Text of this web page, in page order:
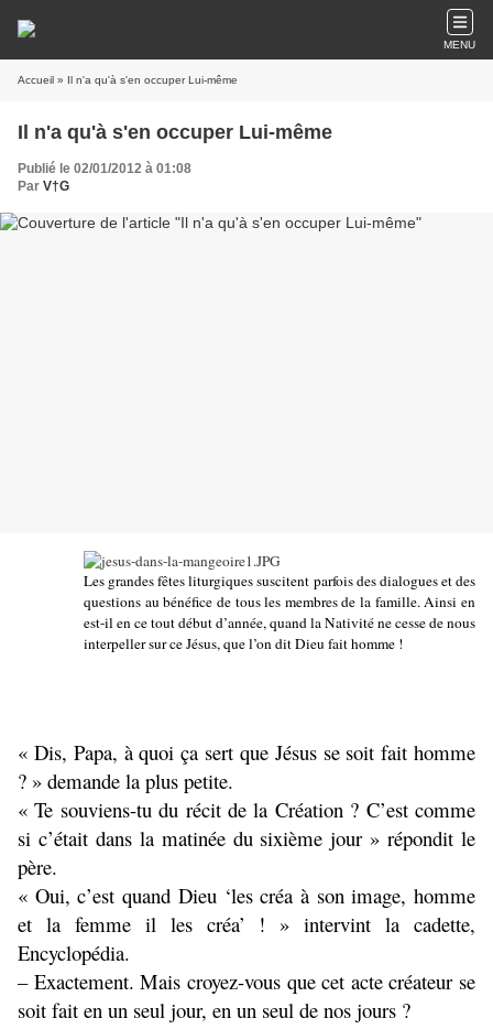
MENU
Accueil » Il n'a qu'à s'en occuper Lui-même
Il n'a qu'à s'en occuper Lui-même
Publié le 02/01/2012 à 01:08
Par V†G
Les grandes fêtes liturgiques suscitent parfois des dialogues et des
questions au bénéfice de tous les membres de la famille. Ainsi en
est-il en ce tout début d’année, quand la Nativité ne cesse de nous
interpeller sur ce Jésus, que l’on dit Dieu fait homme !
« Dis, Papa, à quoi ça sert que Jésus se soit fait homme
? » demande la plus petite.
« Te souviens-tu du récit de la Création ? C’est comme
si c’était dans la matinée du sixième jour » répondit le
père.
« Oui, c’est quand Dieu ‘les créa à son image, homme
et la femme il les créa’ ! » intervint la cadette,
Encyclopédia.
– Exactement. Mais croyez-vous que cet acte créateur se
soit fait en un seul jour, en un seul de nos jours ?